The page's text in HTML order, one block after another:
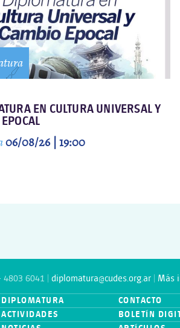
EN CULTURA UNIVERSAL Y
06/08/26 | 19:00
6041 | diplomatura@cudes.org.ar Más
DIPLOMATURA
CONTACTO
ACTIVIDADES
BOLETÍN